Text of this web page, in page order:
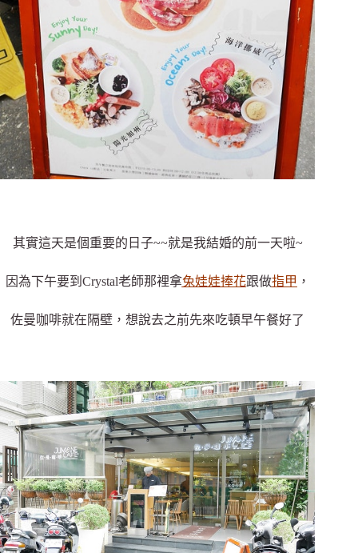
其實這天是個重要的日子~~就是我結婚的前一天啦~
因為下午要到Crystal老師那裡拿兔娃娃捧花跟做指甲 ，
佐曼咖啡就在隔壁，想說去之前先來吃頓早午餐好了